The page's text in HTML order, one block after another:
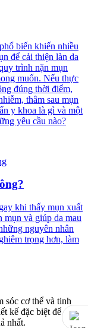
biến khiến nhiều
để cải thiện làn da
trình nặn mụn
muốn. Nếu thực
đúng thời điểm,
thâm sau mụn
y khoa là gì và một
yêu cầu nào?
khi thấy mụn xuất
mụn và giúp da mau
nguyên nhân
trọng hơn, làm
sóc cơ thể và tinh
kế đặc biệt để
nhất.